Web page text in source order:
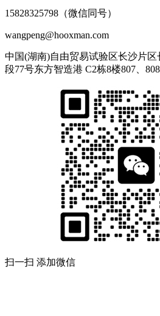
15828325798（微信同号）
wangpeng@hooxman.com
中国(湖南)自由贸易试验区长沙片
段77号东方智造港 C2栋8楼807、
扫一扫 添加微信